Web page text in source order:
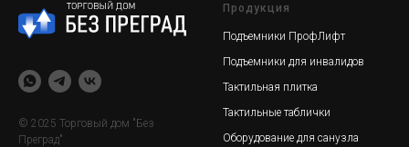
© 2025 Торговый дом "Без
Преград"
Продукция
Подъемники ПрофЛифт
Подъемники для инвалидов
Тактильная плитка
Тактильные таблички
Оборудование для санузла